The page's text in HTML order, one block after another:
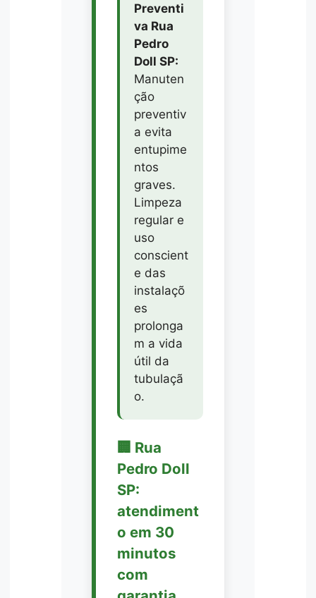
Preventi
va Rua
Pedro
Doll SP:
Manuten
ção
preventiv
a evita
entupime
ntos
graves.
Limpeza
regular e
uso
conscient
e das
instalaçõ
es
prolonga
m a vida
útil da
tubulaçã
o.
🏢 Rua
Pedro Doll
SP:
atendiment
o em 30
minutos
com